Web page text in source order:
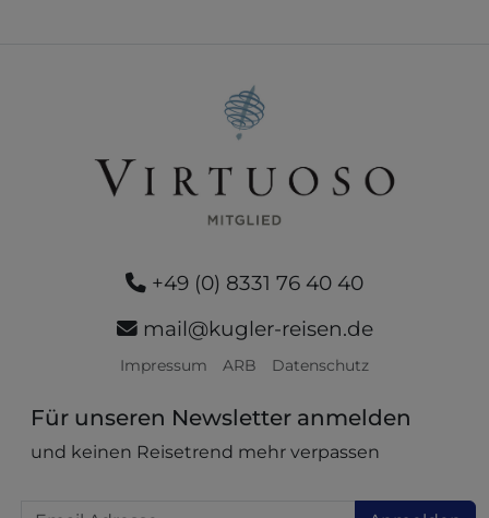
+49 (0) 8331 76 40 40
mail@kugler-reisen.de
Impressum ARB Datenschutz
Für unseren Newsletter anmelden
und keinen Reisetrend mehr verpassen
Email